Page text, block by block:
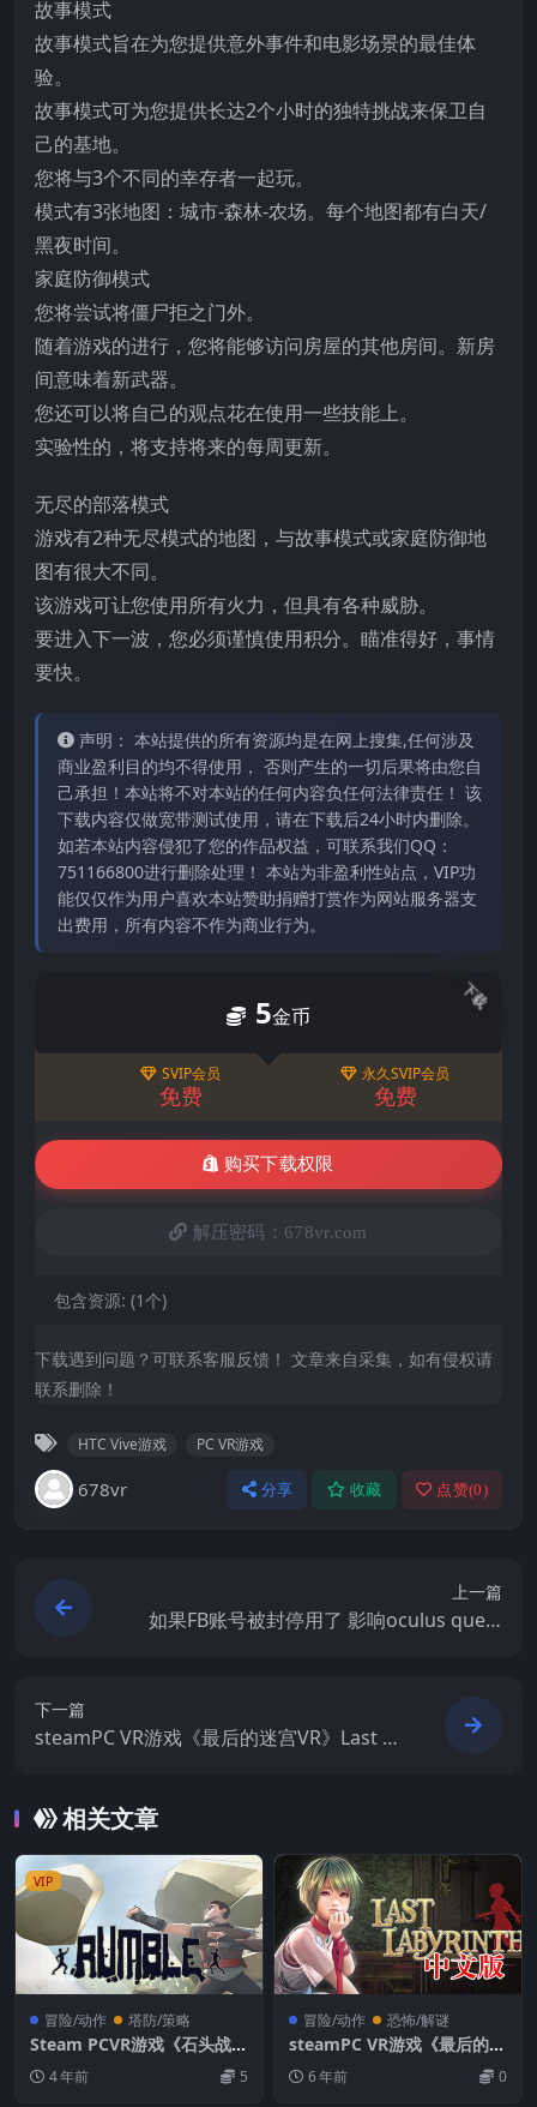
故事模式
故事模式旨在为您提供意外事件和电影场景的最佳体
验。
故事模式可为您提供长达2个小时的独特挑战来保卫自
己的基地。
您将与3个不同的幸存者一起玩。
模式有3张地图：城市-森林-农场。每个地图都有白天/
黑夜时间。
家庭防御模式
您将尝试将僵尸拒之门外。
随着游戏的进行，您将能够访问房屋的其他房间。新房
间意味着新武器。
您还可以将自己的观点花在使用一些技能上。
实验性的，将支持将来的每周更新。
无尽的部落模式
游戏有2种无尽模式的地图，与故事模式或家庭防御地
图有很大不同。
该游戏可让您使用所有火力，但具有各种威胁。
要进入下一波，您必须谨慎使用积分。瞄准得好，事情
要快。
声明： 本站提供的所有资源均是在网上搜集,任何涉及
商业盈利目的均不得使用， 否则产生的一切后果将由您自
己承担！本站将不对本站的任何内容负任何法律责任！ 该
下载内容仅做宽带测试使用，请在下载后24小时内删除。
如若本站内容侵犯了您的作品权益，可联系我们QQ：
751166800进行删除处理！ 本站为非盈利性站点，VIP功
能仅仅作为用户喜欢本站赞助捐赠打赏作为网站服务器支
出费用，所有内容不作为商业行为。
下载
5金币
SVIP会员
免费
永久SVIP会员
免费
购买下载权限
解压密码：678vr.com
包含资源: (1个)
下载遇到问题？可联系客服反馈！ 文章来自采集，如有侵权请
联系删除！
HTC Vive游戏 PC VR游戏
678vr 分享 收藏 点赞(0)
上一篇
如果FB账号被封停用了 影响oculus quest
下一篇
steamPC VR游戏《最后的迷宫VR》Last La
相关文章
VIP
冒险/动作 塔防/策略
Steam PCVR游戏《石头战士
VR》 RUMBLE VR
4 年前 5
冒险/动作 恐怖/解谜
steamPC VR游戏《最后的迷
宫VR》Last Labyrinth VR游
戏破解版下载
6 年前 0